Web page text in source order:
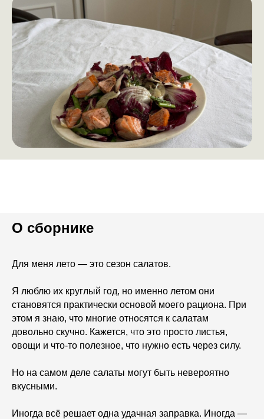
О сборнике
Для меня лето — это сезон салатов.
Я люблю их круглый год, но именно летом они
становятся практически основой моего рациона. При
этом я знаю, что многие относятся к салатам
довольно скучно. Кажется, что это просто листья,
овощи и что-то полезное, что нужно есть через силу.
Но на самом деле салаты могут быть невероятно
вкусными.
Иногда всё решает одна удачная заправка. Иногда —